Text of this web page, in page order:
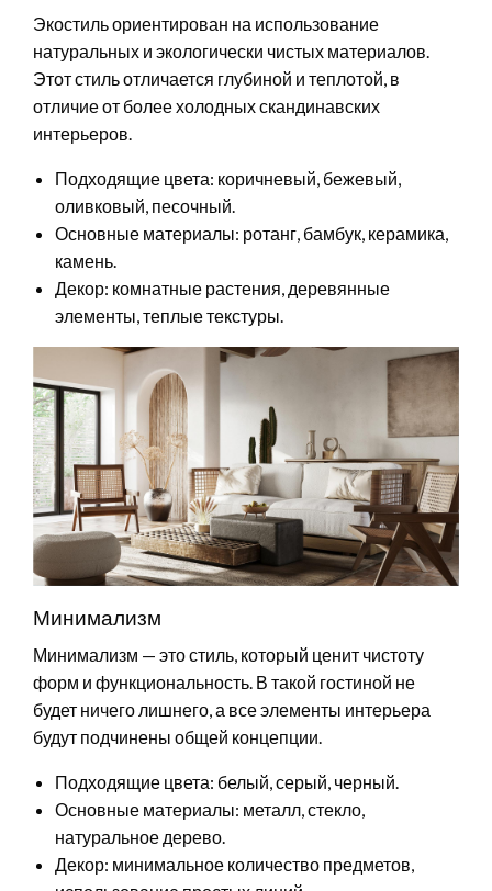
Экостиль ориентирован на использование
натуральных и экологически чистых материалов.
Этот стиль отличается глубиной и теплотой, в
отличие от более холодных скандинавских
интерьеров.
Подходящие цвета: коричневый, бежевый,
оливковый, песочный.
Основные материалы: ротанг, бамбук, керамика,
камень.
Декор: комнатные растения, деревянные
элементы, теплые текстуры.
Минимализм
Минимализм — это стиль, который ценит чистоту
форм и функциональность. В такой гостиной не
будет ничего лишнего, а все элементы интерьера
будут подчинены общей концепции.
Подходящие цвета: белый, серый, черный.
Основные материалы: металл, стекло,
натуральное дерево.
Декор: минимальное количество предметов,